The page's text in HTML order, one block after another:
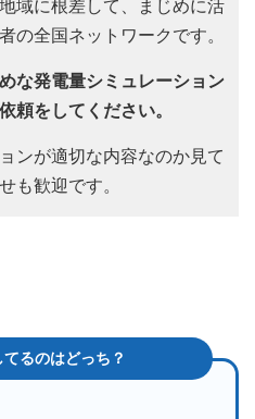
域に根差して、まじめに活
の全国ネットワークです。
な発電量シミュレーション
頼をしてください。
ンが適切な内容なのか見て
も歓迎です。